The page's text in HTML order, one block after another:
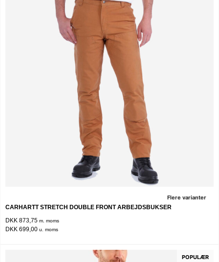
Flere varianter
CARHARTT STRETCH DOUBLE FRONT ARBEJDSBUKSER
DKK 873,75 m. moms
DKK 699,00 u. moms
POPULÆR